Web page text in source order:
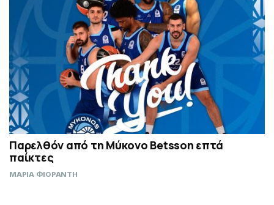
Παρελθόν από τη Μύκονο Betsson επτά
παίκτες
ΜΑΡΙΑ ΦΙΟΡΑΝΤΗ